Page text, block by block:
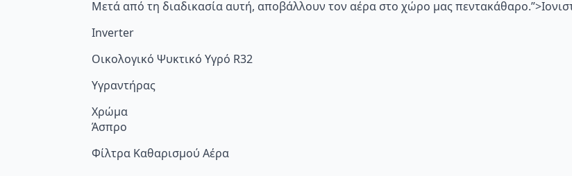
Μετά από τη διαδικασία αυτή, αποβάλλουν τον αέρα στο χώρο μας
Inverter
Οικολογικό Ψυκτικό Υγρό R32
Υγραντήρας
Χρώμα
Άσπρο
Φίλτρα Καθαρισμού Αέρα